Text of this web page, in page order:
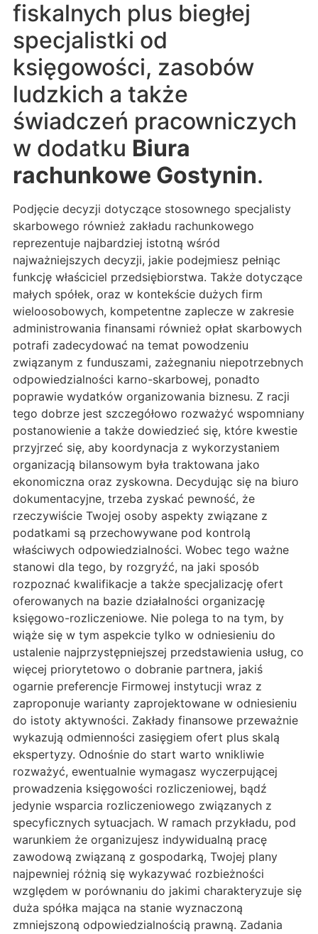
fiskalnych plus biegłej
specjalistki od
księgowości, zasobów
ludzkich a także
świadczeń pracowniczych
w dodatku Biura
rachunkowe Gostynin.
Podjęcie decyzji dotyczące stosownego specjalisty
skarbowego również zakładu rachunkowego
reprezentuje najbardziej istotną wśród
najważniejszych decyzji, jakie podejmiesz pełniąc
funkcję właściciel przedsiębiorstwa. Także dotyczące
małych spółek, oraz w kontekście dużych firm
wieloosobowych, kompetentne zaplecze w zakresie
administrowania finansami również opłat skarbowych
potrafi zadecydować na temat powodzeniu
związanym z funduszami, zażegnaniu niepotrzebnych
odpowiedzialności karno-skarbowej, ponadto
poprawie wydatków organizowania biznesu. Z racji
tego dobrze jest szczegółowo rozważyć wspomniany
postanowienie a także dowiedzieć się, które kwestie
przyjrzeć się, aby koordynacja z wykorzystaniem
organizacją bilansowym była traktowana jako
ekonomiczna oraz zyskowna. Decydując się na biuro
dokumentacyjne, trzeba zyskać pewność, że
rzeczywiście Twojej osoby aspekty związane z
podatkami są przechowywane pod kontrolą
właściwych odpowiedzialności. Wobec tego ważne
stanowi dla tego, by rozgryźć, na jaki sposób
rozpoznać kwalifikacje a także specjalizację ofert
oferowanych na bazie działalności organizację
księgowo-rozliczeniowe. Nie polega to na tym, by
wiąże się w tym aspekcie tylko w odniesieniu do
ustalenie najprzystępniejszej przedstawienia usług, co
więcej priorytetowo o dobranie partnera, jakiś
ogarnie preferencje Firmowej instytucji wraz z
zaproponuje warianty zaprojektowane w odniesieniu
do istoty aktywności. Zakłady finansowe przeważnie
wykazują odmienności zasięgiem ofert plus skalą
ekspertyzy. Odnośnie do start warto wnikliwie
rozważyć, ewentualnie wymagasz wyczerpującej
prowadzenia księgowości rozliczeniowej, bądź
jedynie wsparcia rozliczeniowego związanych z
specyficznych sytuacjach. W ramach przykładu, pod
warunkiem że organizujesz indywidualną pracę
zawodową związaną z gospodarką, Twojej plany
najpewniej różnią się wykazywać rozbieżności
względem w porównaniu do jakimi charakteryzuje się
duża spółka mająca na stanie wyznaczoną
zmniejszoną odpowiedzialnością prawną. Zadania